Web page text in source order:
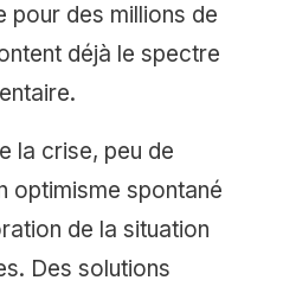
pour des millions de
déjà le spectre
la crise, peu de
optimisme spontané
de la situation
Des solutions